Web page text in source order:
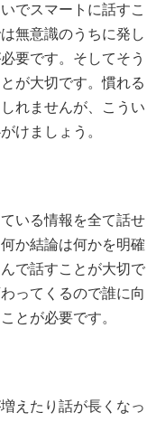
でスマートに話すこ
無意識のうちに発し
要です。そしてそう
が大切です。慣れる
れませんが、こうい
けましょう。
いる情報を全て話せ
か結論は何かを明確
で話すことが大切で
ってくるので誰に向
とが必要です。
えたり話が長くなっ